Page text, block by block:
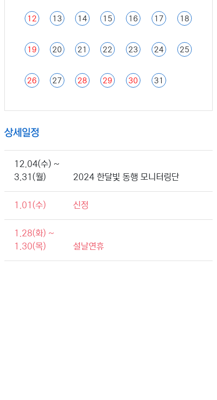
12 13 14 15 16 17 18
19 20 21 22 23 24 25
26 27 28 29 30 31
상세일정
12.04(수) ~
3.31(월)
2024 한달빛 동행 모니터링단
1.01(수) 신정
1.28(화) ~
1.30(목)
설날연휴